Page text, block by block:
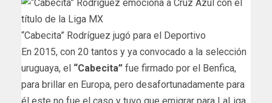
“Cabecita” Rodríguez jugó para el Deportivo
En 2015, con 20 tantos y ya convocado a la selección
uruguaya, el “Cabecita” fue firmado por el Benfica,
para brillar en Europa, pero desafortunadamente para